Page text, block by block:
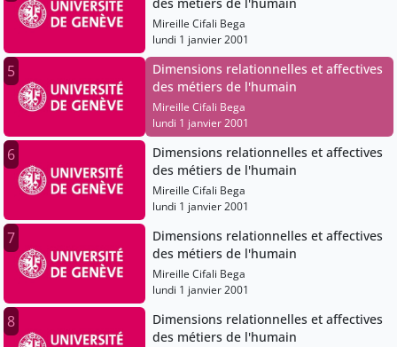
Mireille Cifali Bega
lundi 1 janvier 2001
5
Dimensions relationnelles et affectives
des métiers de l'humain
Mireille Cifali Bega
lundi 1 janvier 2001
6
Dimensions relationnelles et affectives
des métiers de l'humain
Mireille Cifali Bega
lundi 1 janvier 2001
7
Dimensions relationnelles et affectives
des métiers de l'humain
Mireille Cifali Bega
lundi 1 janvier 2001
8
Dimensions relationnelles et affectives
des métiers de l'humain